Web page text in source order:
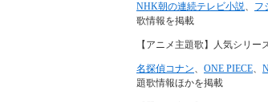
NHK朝の連続テレビ小説、 フ
歌情報を掲載
【アニメ主題歌】人気シリー
名探偵コナン、 ONE PIECE、
題歌情報ほかを掲載